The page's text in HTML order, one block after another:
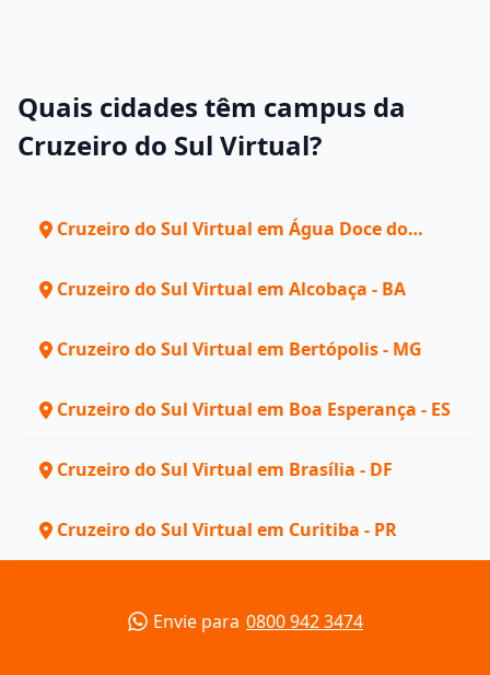
Quais cidades têm campus da
Cruzeiro do Sul Virtual?
Cruzeiro do Sul Virtual em Água Doce do
Cruzeiro do Sul Virtual em Alcobaça - BA
Cruzeiro do Sul Virtual em Bertópolis - MG
Cruzeiro do Sul Virtual em Boa Esperança - ES
Cruzeiro do Sul Virtual em Brasília - DF
Cruzeiro do Sul Virtual em Curitiba - PR
Envie para 0800 942 3474